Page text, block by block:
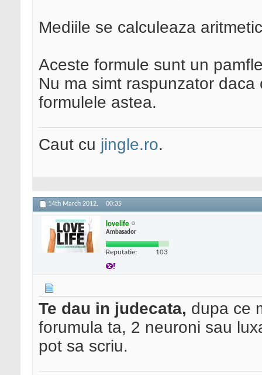
Mediile se calculeaza
Aceste formule sunt un
Nu ma simt raspunzator
formulele astea.
Caut cu jingle.ro.
14th March 2012, 00:35
lovelife
Ambasador
Reputatie: 103
Te dau in judecata, dupa ce
forumula ta, 2 neuroni sau
pot sa scriu.